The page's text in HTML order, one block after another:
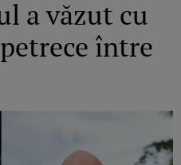
a văzut cu
între